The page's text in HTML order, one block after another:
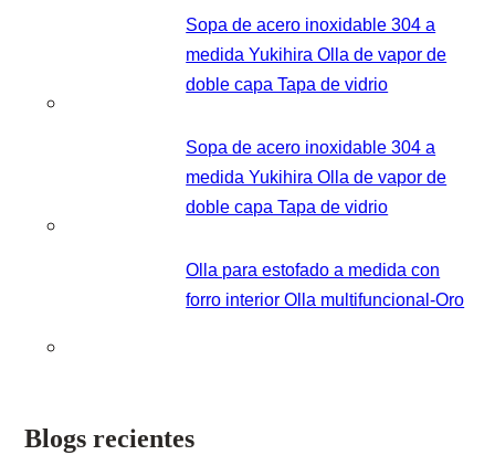
Sopa de acero inoxidable 304 a
medida Yukihira Olla de vapor de
doble capa Tapa de vidrio
Sopa de acero inoxidable 304 a
medida Yukihira Olla de vapor de
doble capa Tapa de vidrio
Olla para estofado a medida con
forro interior Olla multifuncional-Oro
Blogs recientes